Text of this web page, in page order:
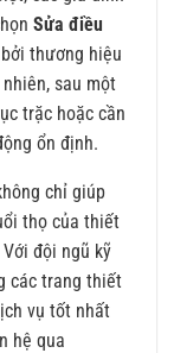
Sửa điều
thương hiệu
sau một
trặc hoặc cần
ổn định.
chỉ giúp
thọ của thiết
đội ngũ kỹ
các trang thiết
vụ tốt nhất
hệ qua